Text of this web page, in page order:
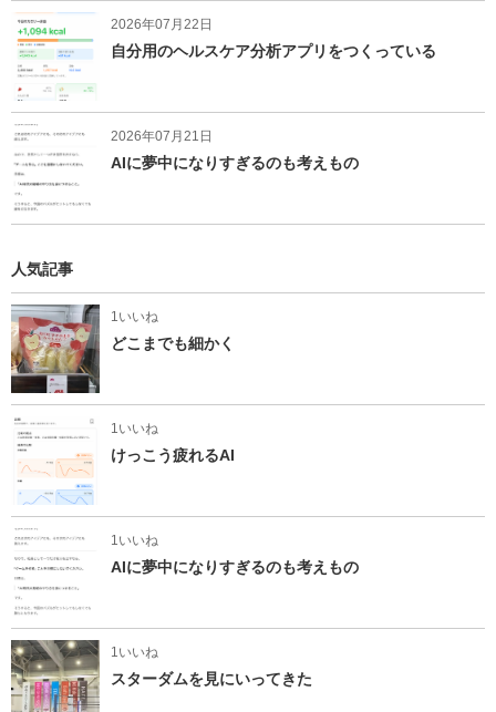
2026年07月22日
自分用のヘルスケア分析アプリをつくっている
2026年07月21日
AIに夢中になりすぎるのも考えもの
人気記事
1いいね
どこまでも細かく
1いいね
けっこう疲れるAI
1いいね
AIに夢中になりすぎるのも考えもの
1いいね
スターダムを見にいってきた